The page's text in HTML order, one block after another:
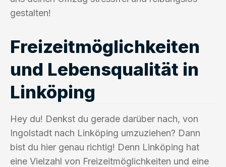
gestalten!
Freizeitmöglichkeiten
und Lebensqualität in
Linköping
Hey du! Denkst du gerade darüber nach, von
Ingolstadt nach Linköping umzuziehen? Dann
bist du hier genau richtig! Denn Linköping hat
eine Vielzahl von Freizeitmöglichkeiten und eine